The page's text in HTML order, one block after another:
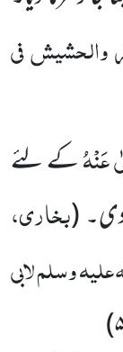
والحشیش فی
عَنْہُکے لئے
دی۔(بخاری،
وسلم لابی
)